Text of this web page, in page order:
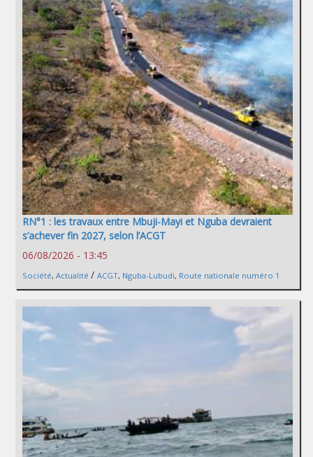
RN°1 : les travaux entre Mbuji-Mayi et Nguba devraient
s’achever fin 2027, selon l’ACGT
06/08/2026 - 13:45
Société, Actualité / ACGT, Nguba-Lubudi, Route nationale numéro 1